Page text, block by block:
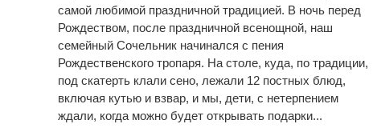
самой любимой праздничной традицией. В ночь перед
Рождеством, после праздничной всенощной, наш
семейный Сочельник начинался с пения
Рождественского тропаря. На столе, куда, по традиции,
под скатерть клали сено, лежали 12 постных блюд,
включая кутью и взвар, и мы, дети, с нетерпением
ждали, когда можно будет открывать подарки...